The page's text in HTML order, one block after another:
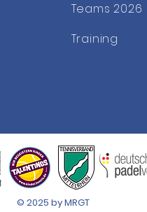
Teams 2026
Training
© 2025 byMRGT